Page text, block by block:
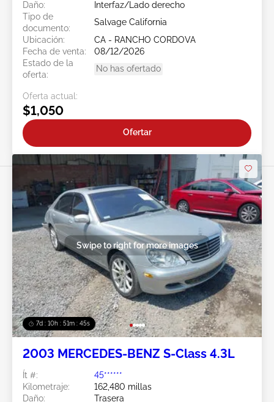
Daño:
Interfaz/Lado derecho
Tipo de
documento:
Salvage California
Ubicación:
CA - RANCHO CORDOVA
Fecha de venta:
08/12/2026
Estado de la
oferta:
No has ofertado
Oferta actual:
$1,050
Ofertar
7d : 10h : 51m : 43s
Swipe to right for more images
2003 MERCEDES-BENZ S-Class 4.3L
Ít #:
45******
Kilometraje:
162,480 millas
Daño:
Trasera